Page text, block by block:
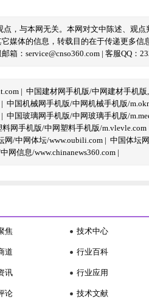
点，与本网无关。本网对文中陈述、观
媒体的信息，转载目的在于传递更多
箱：service@cnso360.com | 客服QQ：
| 中国建材网手机版/中网建材手机版
| 中国机械网手机版/中网机械手机版/
| 中国玻璃网手机版/中网玻璃手机版/
料网手机版/中网塑料手机版/m.vlevle.com
网/中网体坛/www.oubili.com | 中国体坛
网信息/www.chinanews360.com |
焦
道
讯
论
技术中心
行业百科
行业应用
技术文献